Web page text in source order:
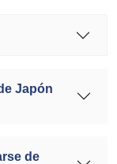
Japón
de